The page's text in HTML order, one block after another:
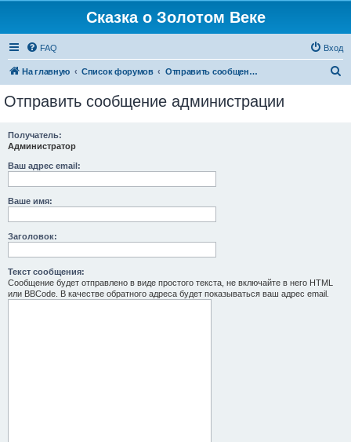
Сказка о Золотом Веке
FAQ Вход
На главную Список форумов Отправить сообщение администрации
Отправить сообщение администрации
Получатель:
Администратор
Ваш адрес email:
Ваше имя:
Заголовок:
Текст сообщения:
Сообщение будет отправлено в виде простого текста, не включайте в него HTML
или BBCode. В качестве обратного адреса будет показываться ваш адрес email.